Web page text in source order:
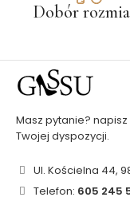
Dobór
Masz pytanie?
Twojej dyspozycji.
Ul. Kościelna 44,
Telefon: 605 245